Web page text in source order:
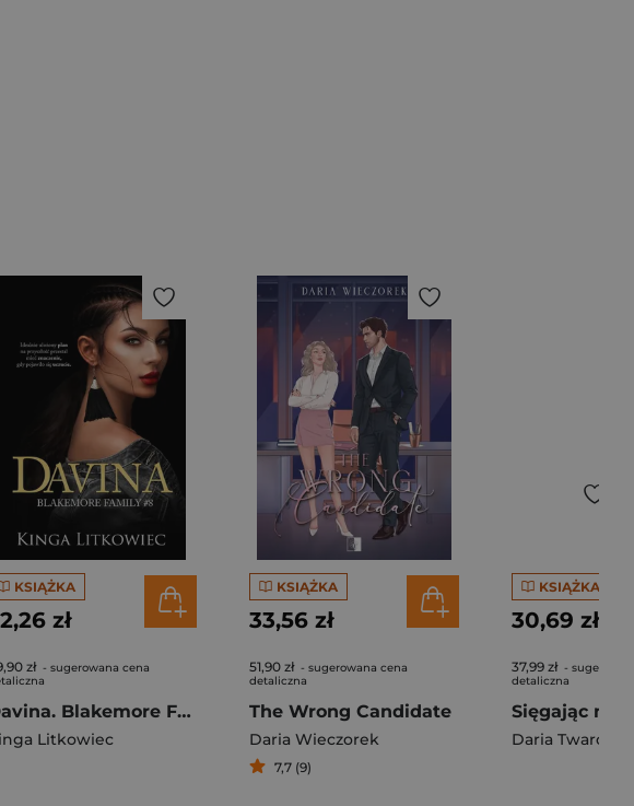
KSIĄŻKA
zł
zł - sugerowana cena
Davina. Blakemore Family. Tom 8
Litkowiec
KSIĄŻKA
33,56 zł
51,90 zł - sugerowana cena
detaliczna
The Wrong Candidate
Daria Wieczorek
7,7 (9)
KSIĄŻKA
30,69 zł
37,99 zł -
detaliczna
Daria Twarożek